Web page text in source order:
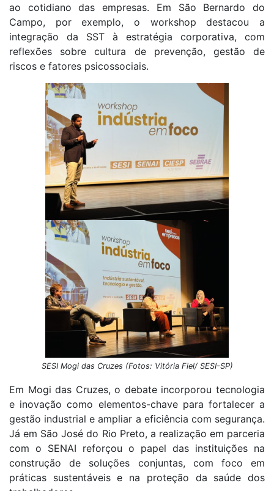
ao cotidiano das empresas. Em São Bernardo do
Campo, por exemplo, o workshop destacou a
integração da SST à estratégia corporativa, com
reflexões sobre cultura de prevenção, gestão de
riscos e fatores psicossociais.
SESI Mogi das Cruzes (Fotos: Vitória Fiel/ SESI-SP)
Em Mogi das Cruzes, o debate incorporou tecnologia
e inovação como elementos-chave para fortalecer a
gestão industrial e ampliar a eficiência com segurança.
Já em São José do Rio Preto, a realização em parceria
com o SENAI reforçou o papel das instituições na
construção de soluções conjuntas, com foco em
práticas sustentáveis e na proteção da saúde dos